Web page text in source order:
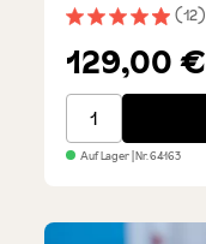
(12)
129,00 €
Grappa Riserva
Auf Lager| Nr.64163